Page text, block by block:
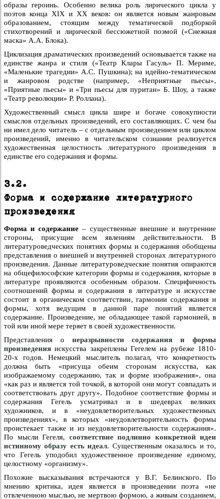
образы героинь. Особенно велика роль лирического цикла у
поэтов конца XIX и XX веков: он является новым жанровым
образованием, стоящим между тематической подборкой
стихотворений и лирической бессюжетной поэмой («Снежная
маска» А.А. Блока).
Циклизация драматических произведений основывается также на
единстве жанра и стиля («Театр Клары Гасуль» П. Мериме,
«Маленькие трагедии» А.С. Пушкина); на идейно-тематическом
и жанровом родстве (например, «Неприятные пьесы»,
«Приятные пьесы» и «Три пьесы для пуритан» Б. Шоу, а также
«Театр революции» Р. Роллана).
Художественный смысл цикла шире и богаче совокупности
смыслов отдельных произведений, его составляющих. С чем бы
ни имел дело читатель – с отдельным произведением или циклом
произведений, именно в читательском сознании реализуется
художественная целостность литературного произведения в
единстве его содержания и формы.
3.2.
Форма и содержание литературного
произведения
Форма и содержание – существенные внешние и внутренние
стороны, присущие всем явлениям действительности. В
литературоведческих понятиях формы и содержания обобщены
представления о внешней и внутренней сторонах литературного
произведения. Данные литературоведческие понятия опираются
на общефилософские категории формы и содержания, которые в
литературе проявляются особенным образом. Специфичность
соотношений формы и содержания в литературе и искусстве
состоит в органическом соответствии, гармонии содержания и
формы, хотя ведущим в данной паре понятий является
содержание. Произведение, не обладающее такой гармонией, в
той или иной мере теряет в своей художественности.
Представления о неразрывности содержания и формы
произведения искусства закреплены Гегелем на рубеже 1810-
20-х годов. Немецкий мыслитель полагал, что конкретность
должна быть «присуща обеим сторонам искусства, как
изображаемому содержанию, так и форме изображения», она
«как раз и является той точкой, в которой они могут совпадать и
соответствовать друг другу». Подобное соответствие формы и
содержания Гегель усматривал и в шедеврах великих
художников, и в «неудовлетворительных художественных
произведениях», в которых «неудовлетворительность формы
проистекает также и из неудовлетворительности содержания».
По мысли Гегеля, соответствие подлинно конкретной идеи
истинному образу есть идеал. Существенным оказалось и то,
что Гегель уподобил художественное произведение единому,
целостному «организму».
Похожие высказывания встречаются у В.Г. Белинского. По
мнению критика, идея является в произведении поэта «не
отвлеченною мыслью, не мертвою формою, а живым созданием,